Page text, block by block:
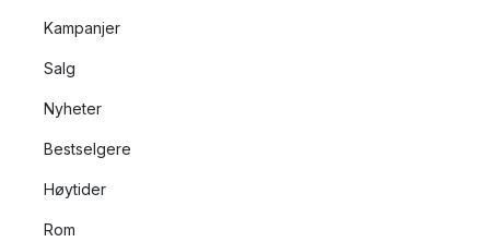
Kampanjer
Salg
Nyheter
Bestselgere
Høytider
Rom